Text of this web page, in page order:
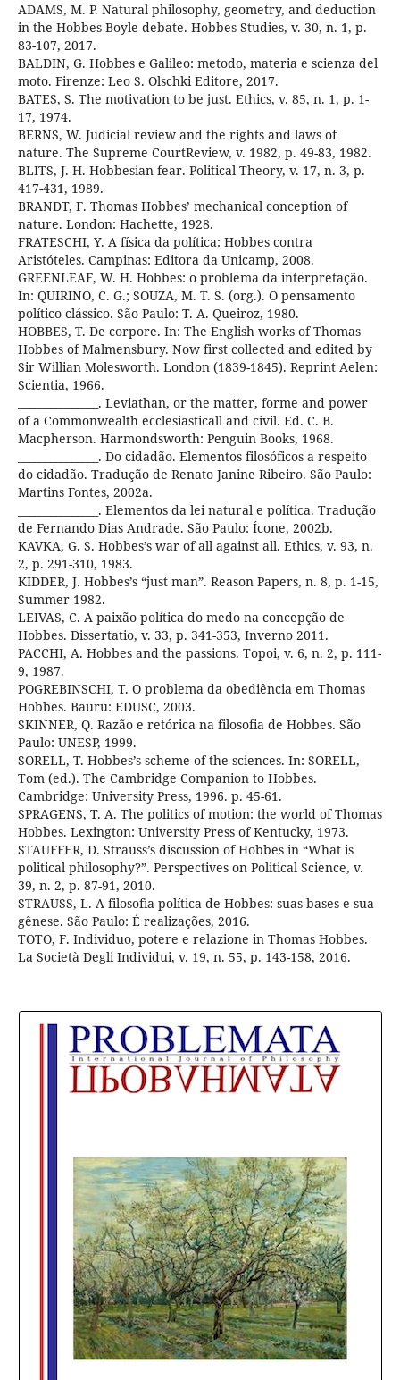
ADAMS, M. P. Natural philosophy, geometry, and deduction
in the Hobbes-Boyle debate. Hobbes Studies, v. 30, n. 1, p.
83-107, 2017.
BALDIN, G. Hobbes e Galileo: metodo, materia e scienza del
moto. Firenze: Leo S. Olschki Editore, 2017.
BATES, S. The motivation to be just. Ethics, v. 85, n. 1, p. 1-
17, 1974.
BERNS, W. Judicial review and the rights and laws of
nature. The Supreme CourtReview, v. 1982, p. 49-83, 1982.
BLITS, J. H. Hobbesian fear. Political Theory, v. 17, n. 3, p.
417-431, 1989.
BRANDT, F. Thomas Hobbes’ mechanical conception of
nature. London: Hachette, 1928.
FRATESCHI, Y. A física da política: Hobbes contra
Aristóteles. Campinas: Editora da Unicamp, 2008.
GREENLEAF, W. H. Hobbes: o problema da interpretação.
In: QUIRINO, C. G.; SOUZA, M. T. S. (org.). O pensamento
político clássico. São Paulo: T. A. Queiroz, 1980.
HOBBES, T. De corpore. In: The English works of Thomas
Hobbes of Malmensbury. Now first collected and edited by
Sir Willian Molesworth. London (1839-1845). Reprint Aelen:
Scientia, 1966.
_______________. Leviathan, or the matter, forme and power
of a Commonwealth ecclesiasticall and civil. Ed. C. B.
Macpherson. Harmondsworth: Penguin Books, 1968.
_______________. Do cidadão. Elementos filosóficos a respeito
do cidadão. Tradução de Renato Janine Ribeiro. São Paulo:
Martins Fontes, 2002a.
_______________. Elementos da lei natural e política. Tradução
de Fernando Dias Andrade. São Paulo: Ícone, 2002b.
KAVKA, G. S. Hobbes’s war of all against all. Ethics, v. 93, n.
2, p. 291-310, 1983.
KIDDER, J. Hobbes’s “just man”. Reason Papers, n. 8, p. 1-15,
Summer 1982.
LEIVAS, C. A paixão política do medo na concepção de
Hobbes. Dissertatio, v. 33, p. 341-353, Inverno 2011.
PACCHI, A. Hobbes and the passions. Topoi, v. 6, n. 2, p. 111-
9, 1987.
POGREBINSCHI, T. O problema da obediência em Thomas
Hobbes. Bauru: EDUSC, 2003.
SKINNER, Q. Razão e retórica na filosofia de Hobbes. São
Paulo: UNESP, 1999.
SORELL, T. Hobbes’s scheme of the sciences. In: SORELL,
Tom (ed.). The Cambridge Companion to Hobbes.
Cambridge: University Press, 1996. p. 45-61.
SPRAGENS, T. A. The politics of motion: the world of Thomas
Hobbes. Lexington: University Press of Kentucky, 1973.
STAUFFER, D. Strauss’s discussion of Hobbes in “What is
political philosophy?”. Perspectives on Political Science, v.
39, n. 2, p. 87-91, 2010.
STRAUSS, L. A filosofia política de Hobbes: suas bases e sua
gênese. São Paulo: É realizações, 2016.
TOTO, F. Individuo, potere e relazione in Thomas Hobbes.
La Società Degli Individui, v. 19, n. 55, p. 143-158, 2016.